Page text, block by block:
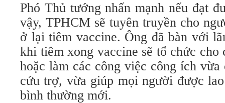
Phó Thủ tướng nhấn mạnh nếu đạt
vậy, TPHCM sẽ tuyên truyền cho
ở lại tiêm vaccine. Ông đã bàn với
khi tiêm xong vaccine sẽ tổ chức cho
hoặc làm các công việc công ích
cứu trợ, vừa giúp mọi người được
bình thường mới.